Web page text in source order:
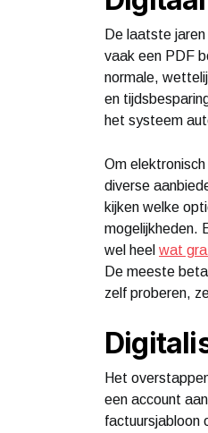
De laatste
vaak een PDF
normale,
en
het systeem
Om
diverse
kijken welke
mogelijkheden.
wel heel wat
De meeste
zelf proberen,
Het
een account
factuursjabloon